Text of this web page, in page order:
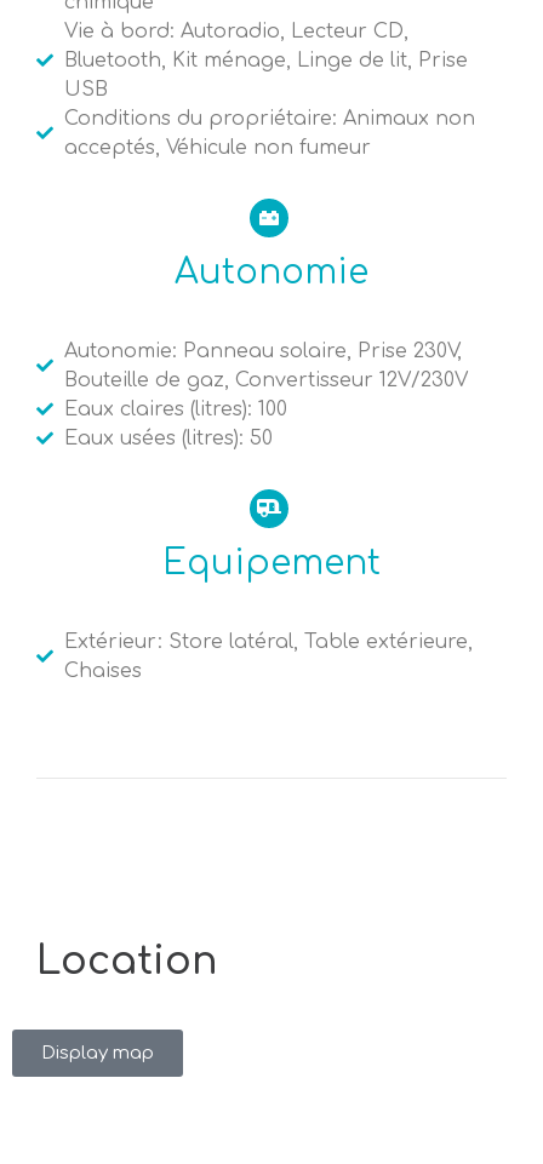
Vie à bord: Autoradio, Lecteur CD,
Bluetooth, Kit ménage, Linge de lit, Prise
USB
Conditions du propriétaire: Animaux non
acceptés, Véhicule non fumeur
Autonomie
Autonomie: Panneau solaire, Prise 230V,
Bouteille de gaz, Convertisseur 12V/230V
Eaux claires (litres): 100
Eaux usées (litres): 50
Equipement
Extérieur: Store latéral, Table extérieure,
Chaises
Location
Display map